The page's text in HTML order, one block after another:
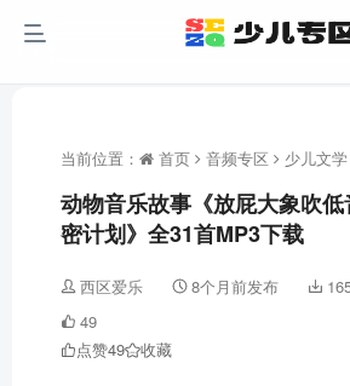
当前位置： 首页 音频专区 少儿文学
动物音乐故事《放屁大象吹
密计划》全31首MP3下载
西区爱乐 8个月前发布
49
点赞49 收藏